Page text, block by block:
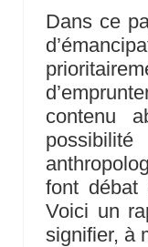
Dans ce
contenu
font débat
Voici un
signifier, à